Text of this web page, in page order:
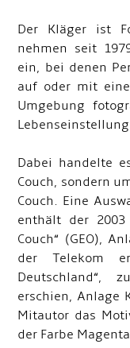
Der Kläger ist
nehmen seit
ein, bei denen
auf oder mit
Umgebung
Dabei handelte
Couch, sondern
Couch. Eine
enthält der 2003
Couch“ (GEO),
der Telekom
Deutschland“,
erschien, Anlage
Mitautor das
der Farbe